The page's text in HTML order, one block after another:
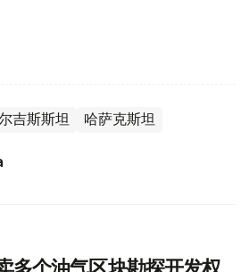
吉斯斯坦 哈萨克斯坦